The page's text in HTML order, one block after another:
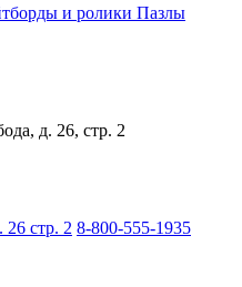
и ролики Пазлы
д. 26, стр. 2
стр. 2 8-800-555-1935